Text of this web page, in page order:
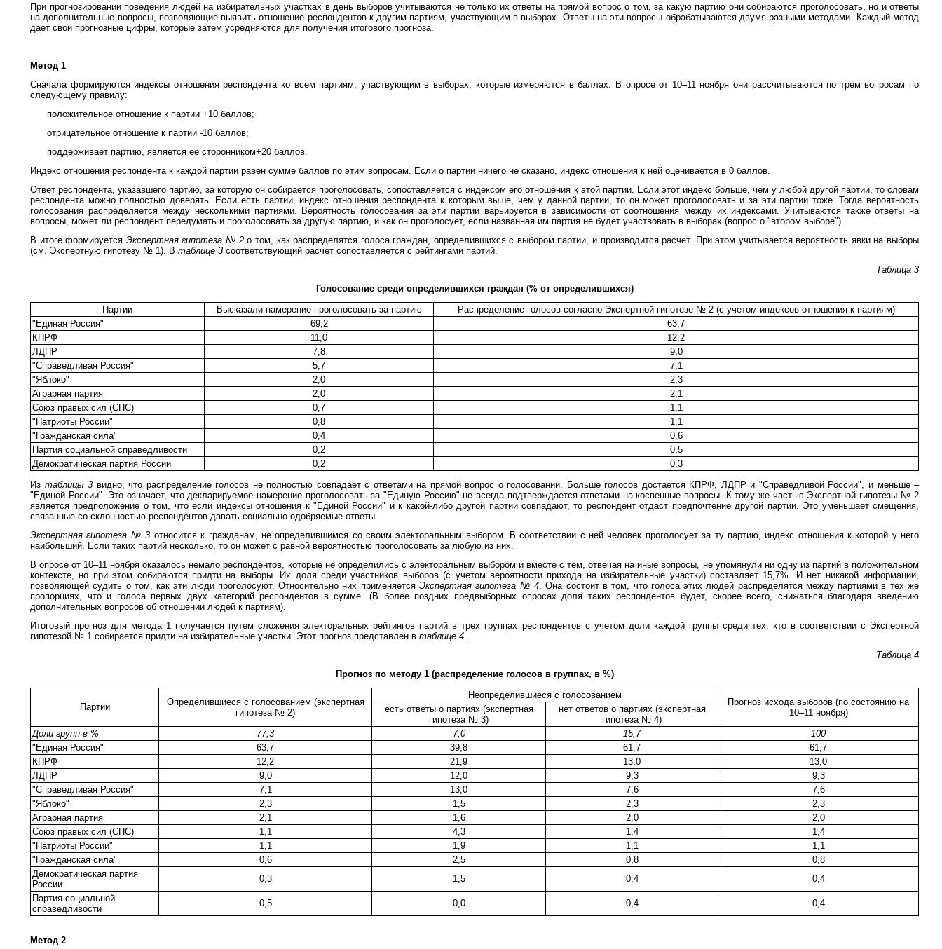
При прогнозировании поведения людей на избирательных участках в день выборов учитываются не только их ответы на прямой вопрос о том, за какую партию они собираются проголосовать, но и ответы
на дополнительные вопросы, позволяющие выявить отношение респондентов к другим партиям, участвующим в выборах. Ответы на эти вопросы обрабатываются двумя разными методами. Каждый метод
дает свои прогнозные цифры, которые затем усредняются для получения итогового прогноза.
Метод 1
Сначала формируются индексы отношения респондента ко всем партиям, участвующим в выборах, которые измеряются в баллах. В опросе от 10–11 ноября они рассчитываются по трем вопросам по
следующему правилу:
положительное отношение к партии +10 баллов;
отрицательное отношение к партии -10 баллов;
поддерживает партию, является ее сторонником+20 баллов.
Индекс отношения респондента к каждой партии равен сумме баллов по этим вопросам. Если о партии ничего не сказано, индекс отношения к ней оценивается в 0 баллов.
Ответ респондента, указавшего партию, за которую он собирается проголосовать, сопоставляется с индексом его отношения к этой партии. Если этот индекс больше, чем у любой другой партии, то словам
респондента можно полностью доверять. Если есть партии, индекс отношения респондента к которым выше, чем у данной партии, то он может проголосовать и за эти партии тоже. Тогда вероятность
голосования распределяется между несколькими партиями. Вероятность голосования за эти партии варьируется в зависимости от соотношения между их индексами. Учитываются также ответы на
вопросы, может ли респондент передумать и проголосовать за другую партию, и как он проголосует, если названная им партия не будет участвовать в выборах (вопрос о "втором выборе").
В итоге формируется Экспертная гипотеза № 2о том, как распределятся голоса граждан, определившихся с выбором партии, и производится расчет. При этом учитывается вероятность явки на выборы
(см. Экспертную гипотезу № 1). В таблице 3 соответствующий расчет сопоставляется с рейтингами партий.
Таблица 3
Голосование среди определившихся граждан (% от определившихся)
Партии
Высказали намерение проголосовать за партию
Распределение голосов согласно Экспертной гипотезе № 2 (с учетом индексов отношения к партиям)
"Единая Россия"
69,2
63,7
КПРФ
11,0
12,2
ЛДПР
7,8
9,0
"Справедливая Россия"
5,7
7,1
"Яблоко"
2,0
2,3
Аграрная партия
2,0
2,1
Союз правых сил (СПС)
0,7
1,1
"Патриоты России"
0,8
1,1
"Гражданская сила"
0,4
0,6
Партия социальной справедливости
0,2
0,5
Демократическая партия России
0,2
0,3
Из таблицы 3 видно, что распределение голосов не полностью совпадает с ответами на прямой вопрос о голосовании. Больше голосов достается КПРФ, ЛДПР и "Справедливой России", и меньше –
"Единой России". Это означает, что декларируемое намерение проголосовать за "Единую Россию" не всегда подтверждается ответами на косвенные вопросы. К тому же частью Экспертной гипотезы № 2
является предположение о том, что если индексы отношения к "Единой России" и к какой-либо другой партии совпадают, то респондент отдаст предпочтение другой партии. Это уменьшает смещения,
связанные со склонностью респондентов давать социально одобряемые ответы.
Экспертная гипотеза № 3 относится к гражданам, не определившимся со своим электоральным выбором. В соответствии с ней человек проголосует за ту партию, индекс отношения к которой у него
наибольший. Если таких партий несколько, то он может с равной вероятностью проголосовать за любую из них.
В опросе от 10–11 ноября оказалось немало респондентов, которые не определились с электоральным выбором и вместе с тем, отвечая на иные вопросы, не упомянули ни одну из партий в положительном
контексте, но при этом собираются придти на выборы. Их доля среди участников выборов (с учетом вероятности прихода на избирательные участки) составляет 15,7%. И нет никакой информации,
позволяющей судить о том, как эти люди проголосуют. Относительно них применяетсяЭкспертная гипотеза № 4 . Она состоит в том, что голоса этих людей распределятся между партиями в тех же
пропорциях, что и голоса первых двух категорий респондентов в сумме. (В более поздних предвыборных опросах доля таких респондентов будет, скорее всего, снижаться благодаря введению
дополнительных вопросов об отношении людей к партиям).
Итоговый прогноз для метода 1 получается путем сложения электоральных рейтингов партий в трех группах респондентов с учетом доли каждой группы среди тех, кто в соответствии с Экспертной
гипотезой № 1 собирается придти на избирательные участки. Этот прогноз представлен в таблице 4
Таблица 4
Прогноз по методу 1 (распределение голосов в группах, в %)
Партии
Определившиеся с голосованием (экспертная
гипотеза № 2)
Неопределившиеся с голосованием
Прогноз исхода выборов (по состоянию на
10–11 ноября)
есть ответы о партиях (экспертная
гипотеза № 3)
нет ответов о партиях (экспертная
гипотеза № 4)
Доли групп в %
77,3 7,0 15,7
100
"Единая Россия"
63,7 39,8 61,7
61,7
КПРФ
12,2 21,9 13,0
13,0
ЛДПР
9,0 12,0 9,3
9,3
"Справедливая Россия"
7,1 13,0 7,6
7,6
"Яблоко"
2,3 1,5 2,3
2,3
Аграрная партия
2,1 1,6 2,0
2,0
Союз правых сил (СПС)
1,1 4,3 1,4
1,4
"Патриоты России"
1,1 1,9 1,1
1,1
"Гражданская сила"
0,6 2,5 0,8
0,8
Демократическая партия
России
0,3 1,5 0,4
0,4
Партия социальной
справедливости
0,5 0,0 0,4 0,4
Метод 2